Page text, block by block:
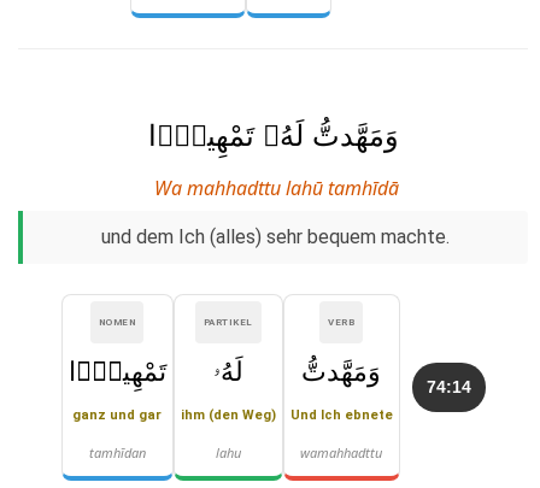
وَمَهَّدتُّ لَهُۥ تَمْهِيدًۭا
Wa mahhadttu lahū tamhīdā
und dem Ich (alles) sehr bequem machte.
74:14
VERB
وَمَهَّدتُّ
Und Ich ebnete
wamahhadttu
PARTIKEL
لَهُۥ
ihm (den Weg)
lahu
NOMEN
تَمْهِيدًۭا
ganz und gar
tamhīdan